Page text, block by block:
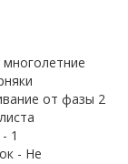
от фазы 2
1
- Не